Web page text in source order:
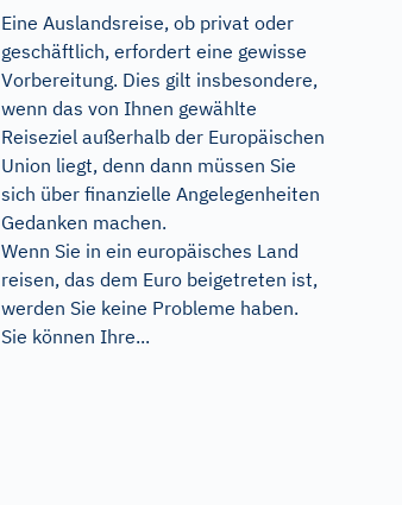
Eine Auslandsreise, ob privat oder
geschäftlich, erfordert eine gewisse
Vorbereitung. Dies gilt insbesondere,
wenn das von Ihnen gewählte
Reiseziel außerhalb der Europäischen
Union liegt, denn dann müssen Sie
sich über finanzielle Angelegenheiten
Gedanken machen.
Wenn Sie in ein europäisches Land
reisen, das dem Euro beigetreten ist,
werden Sie keine Probleme haben.
Sie können Ihre...